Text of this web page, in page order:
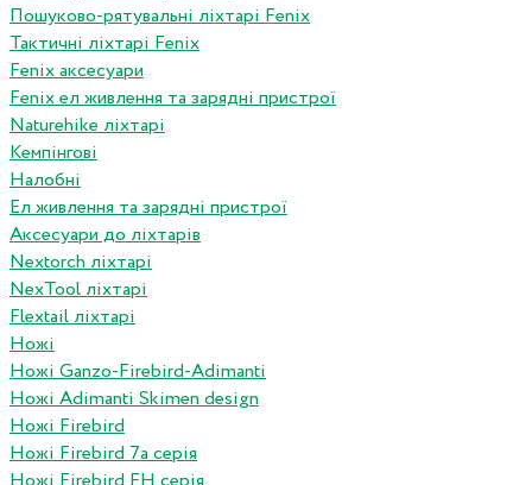
Пошуково-рятувальні ліхтарі Fenix
Тактичні ліхтарі Fenix
Fenix аксесуари
Fenix ел живлення та зарядні пристрої
Naturehike ліхтарі
Кемпінгові
Налобні
Ел живлення та зарядні пристрої
Аксесуари до ліхтарів
Nextorch ліхтарі
NexTool ліхтарі
Flextail ліхтарі
Ножі
Ножі Ganzo-Firebird-Adimanti
Ножі Adimanti Skimen design
Ножі Firebird
Ножі Firebird 7а серія